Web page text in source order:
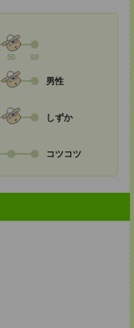
50 60
男性
しずか
コツコツ